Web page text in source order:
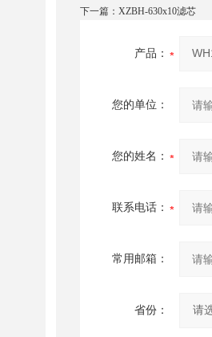
下一篇： XZBH-630x10滤芯
产品：
您的单位：
您的姓名：
联系电话：
常用邮箱：
省份：